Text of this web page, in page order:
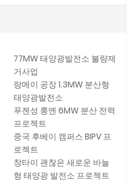
77MW 태양광발전소 불량제
거사업
랑메이 공장 1.3MW 분산형
태양광발전소
푸젠성 룽옌 6MW 분산 전력
프로젝트
중국 후베이 캠퍼스 BIPV 프
로젝트
창타이 괜찮은 새로운 바늘
형 태양광 발전소 프로젝트